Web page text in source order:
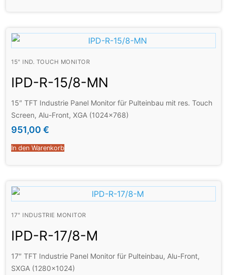
15" IND. TOUCH MONITOR
IPD-R-15/8-MN
15″ TFT Industrie Panel Monitor für Pulteinbau mit res. Touch
Screen, Alu-Front, XGA (1024×768)
951,00 €
In den Warenkorb
17" INDUSTRIE MONITOR
IPD-R-17/8-M
17″ TFT Industrie Panel Monitor für Pulteinbau, Alu-Front,
SXGA (1280×1024)